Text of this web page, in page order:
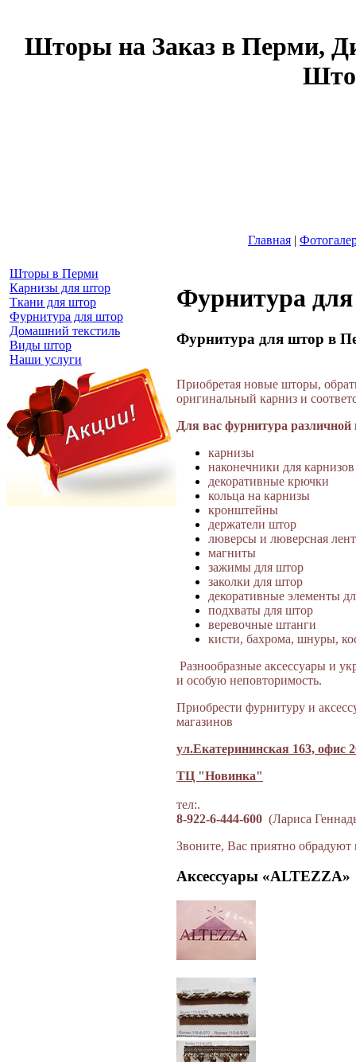
Шторы на Заказ в Перми,
Главная |
Шторы в Перми
Карнизы для штор
Ткани для штор
Фурнитура для штор
Домашний текстиль
Виды штор
Наши услуги
Фурнитура
Фурнитура для штор в
Приобретая новые шторы,
оригинальный карниз и
Для вас фурнитура различной
карнизы
наконечники для карнизов
декоративные крючки
кольца на карнизы
кронштейны
держатели штор
люверсы и люверсная
магниты
зажимы для штор
заколки для штор
декоративные элементы
подхваты для штор
веревочные штанги
кисти, бахрома, шнуры,
Разнообразные аксессуары и
и особую неповторимость.
Приобрести фурнитуру и
магазинов
ул.Екатерининская 163, офис
ТЦ "Новинка"
тел:.
8-922-6-444-600 (Лариса
Звоните, Вас приятно
Аксессуары «ALTEZZA»